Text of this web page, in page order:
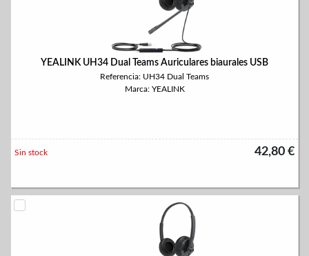
YEALINK UH34 Dual Teams Auriculares biaurales USB
Referencia: UH34 Dual Teams
Marca: YEALINK
42,80 €
Sin stock